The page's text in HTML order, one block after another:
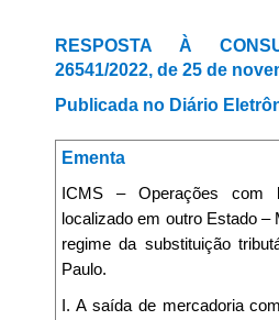
RESPOSTA À
26541/2022, de 25 de
Publicada no Diário
Ementa
ICMS – Operações com
localizado em outro Estado
regime da substituição
Paulo.
I. A saída de mercadoria